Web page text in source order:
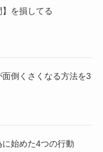
を損してる
面倒くさくなる方法を3
に始めた4つの行動